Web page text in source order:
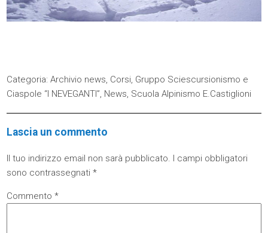
Categoria:Archivio news, Corsi, Gruppo Sciescursionismo e
Ciaspole “I NEVEGANTI”, News, Scuola Alpinismo E.Castiglioni
Lascia un commento
Il tuo indirizzo email non sarà pubblicato. I campi obbligatori
sono contrassegnati*
Commento*